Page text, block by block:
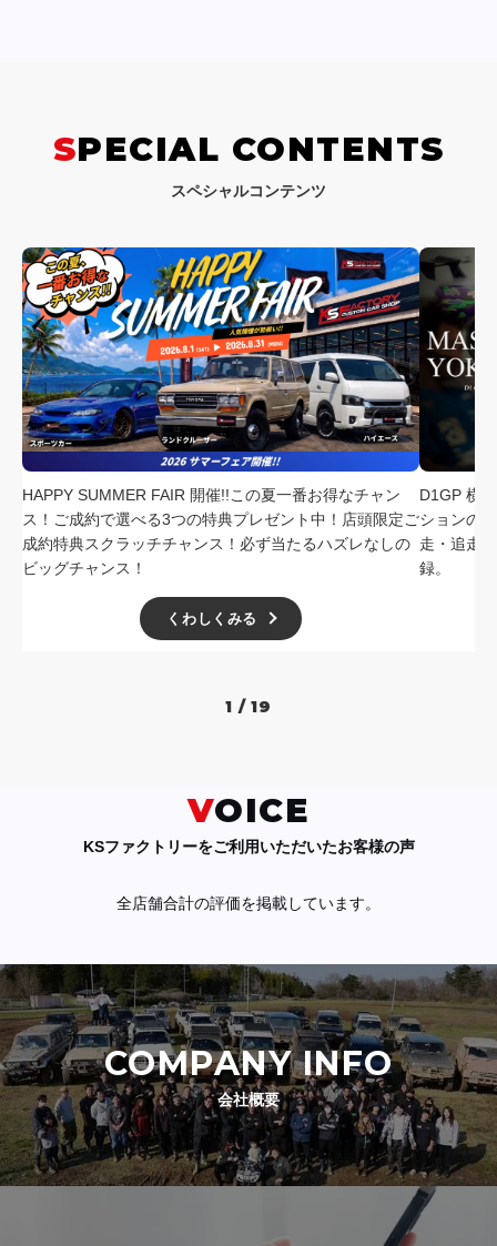
SPECIAL CONTENTS
スペシャルコンテンツ
HAPPY SUMMER FAIR 開催!!この夏一番お得なチャン
ス！ご成約で選べる3つの特典プレゼント中！店頭限定ご
成約特典スクラッチチャンス！必ず当たるハズレなしの
ビッグチャンス！
くわしくみる
D1GP 横
ションの
走・追走
録。
1 / 19
VOICE
KSファクトリーをご利用いただいたお客様の声
全店舗合計の評価を掲載しています。
COMPANY INFO
会社概要